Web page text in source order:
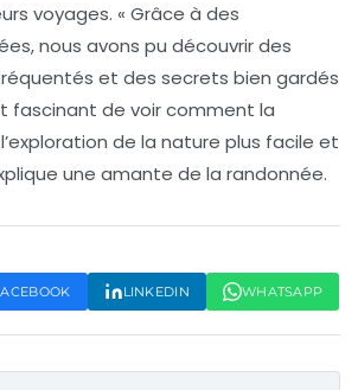
voyages. « Grâce à des
nous avons pu découvrir des
et des secrets bien gardés
fascinant de voir comment la
de la nature plus facile et
une amante de la randonnée.
LINKEDIN WHATSAPP